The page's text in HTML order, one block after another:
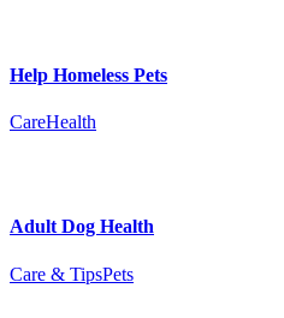
Help Homeless Pets
CareHealth
Adult Dog Health
Care & TipsPets